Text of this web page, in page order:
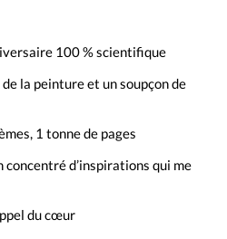
100 % scientifique
la peinture et un soupçon de
1 tonne de pages
concentré d’inspirations qui me
du cœur